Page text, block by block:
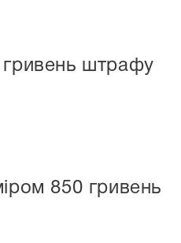
гривень штрафу
850 гривень